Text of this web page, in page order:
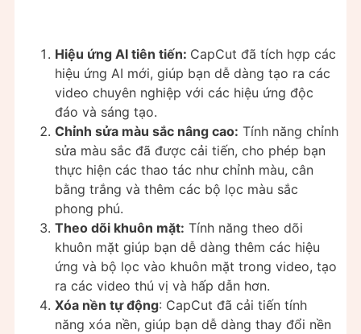
Hiệu ứng AI tiên tiến: CapCut đã tích hợp các
hiệu ứng AI mới, giúp bạn dễ dàng tạo ra các
video chuyên nghiệp với các hiệu ứng độc
đáo và sáng tạo.
Chỉnh sửa màu sắc nâng cao: Tính năng chỉnh
sửa màu sắc đã được cải tiến, cho phép bạn
thực hiện các thao tác như chỉnh màu, cân
bằng trắng và thêm các bộ lọc màu sắc
phong phú.
Theo dõi khuôn mặt: Tính năng theo dõi
khuôn mặt giúp bạn dễ dàng thêm các hiệu
ứng và bộ lọc vào khuôn mặt trong video, tạo
ra các video thú vị và hấp dẫn hơn.
Xóa nền tự động: CapCut đã cải tiến tính
năng xóa nền, giúp bạn dễ dàng thay đổi nền